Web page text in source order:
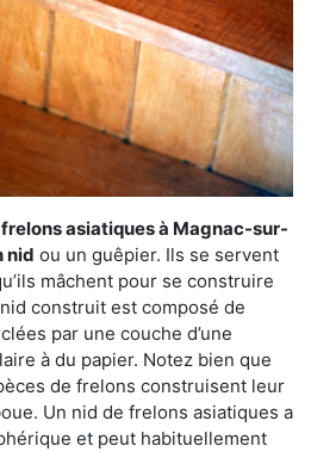
asiatiques à Magnac-sur-
nid ou un guêpier. Ils se servent
mâchent pour se construire
construit est composé de
par une couche d’une
à du papier. Notez bien que
de frelons construisent leur
Un nid de frelons asiatiques a
et peut habituellement